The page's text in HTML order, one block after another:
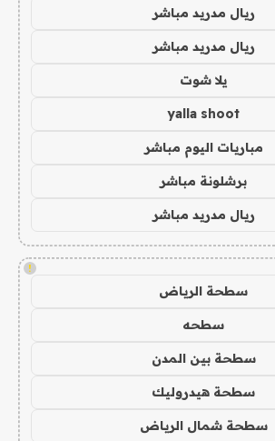
ريال مدريد مباشر
ريال مدريد مباشر
يلا شوت
yalla shoot
مباريات اليوم مباشر
برشلونة مباشر
ريال مدريد مباشر
!
سطحة الرياض
سطحه
سطحة بين المدن
سطحة هيدروليك
سطحة شمال الرياض